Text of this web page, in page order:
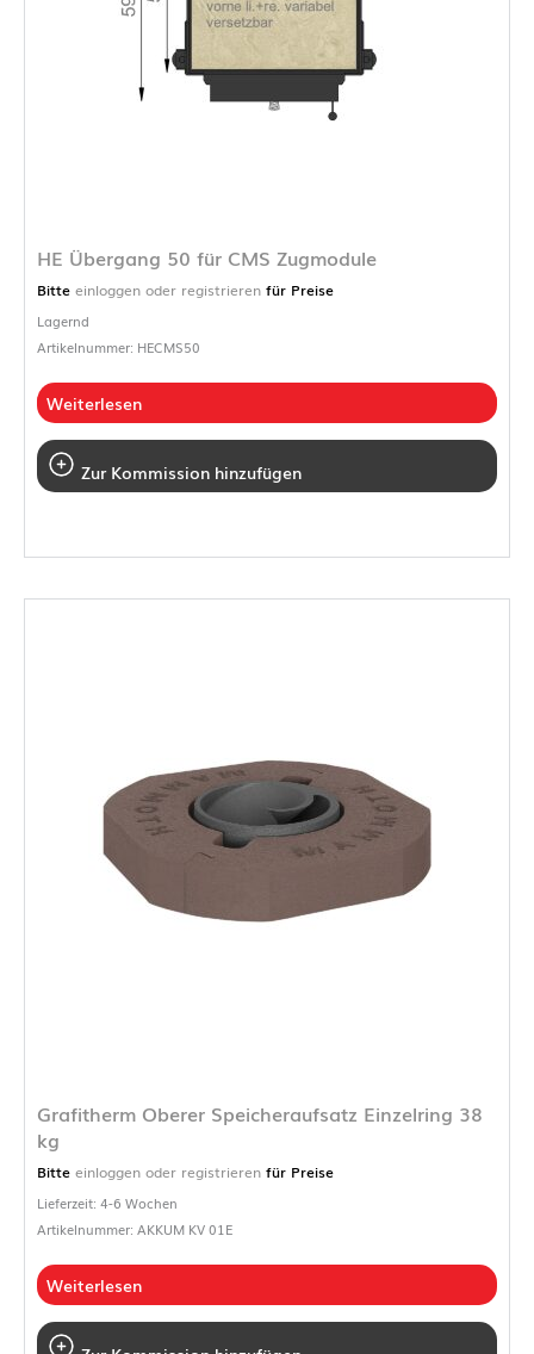
HE Übergang 50 für CMS Zugmodule
Bitte einloggen oder registrieren für Preise
Lagernd
Artikelnummer: HECMS50
Weiterlesen
Zur Kommission hinzufügen
Grafitherm Oberer Speicheraufsatz Einzelring 38
kg
Bitte einloggen oder registrieren für Preise
Lieferzeit: 4-6 Wochen
Artikelnummer: AKKUM KV 01E
Weiterlesen